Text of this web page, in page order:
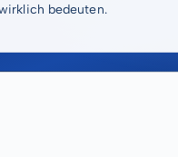
bedeuten.